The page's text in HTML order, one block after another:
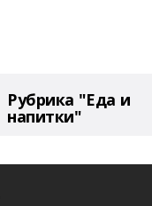
Рубрика "Еда и
напитки"